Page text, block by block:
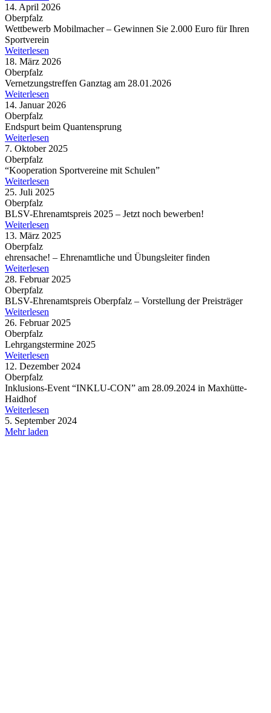
14. April 2026
Oberpfalz
Wett­be­werb Mobil­ma­cher – Gewin­nen Sie 2.000 Euro für Ihren
Sportverein
Weiterlesen
18. März 2026
Oberpfalz
Vernet­zungs­tref­fen Ganz­tag am 28.01.2026
Weiterlesen
14. Januar 2026
Oberpfalz
Endspurt beim Quantensprung
Weiterlesen
7. Oktober 2025
Oberpfalz
“Koope­ra­tion Sport­ver­eine mit Schulen”
Weiterlesen
25. Juli 2025
Oberpfalz
BLSV-Ehren­amts­preis 2025 – Jetzt noch bewerben!
Weiterlesen
13. März 2025
Oberpfalz
ehren­sa­che! – Ehren­amt­li­che und Übungs­lei­ter finden
Weiterlesen
28. Februar 2025
Oberpfalz
BLSV-Ehren­amts­preis Ober­pfalz – Vorstel­lung der Preisträger
Weiterlesen
26. Februar 2025
Oberpfalz
Lehr­gangs­ter­mine 2025
Weiterlesen
12. Dezember 2024
Oberpfalz
Inklu­si­ons-Event “INKLU-CON” am 28.09.2024 in Maxhütte-
Haidhof
Weiterlesen
5. September 2024
Mehr laden